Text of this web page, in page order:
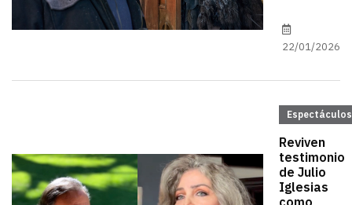
22/01/2026
Espectáculos
Reviven
testimonio
de Julio
Iglesias